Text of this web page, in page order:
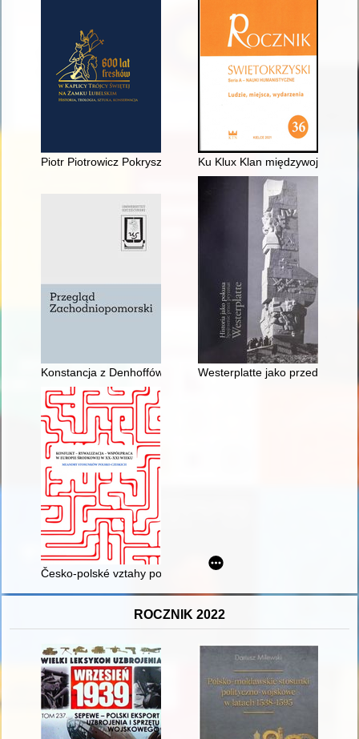
Piotr Piotrowicz Pokryszkin : Rosjanin w Lublinie
Ku Klux Klan międzywojnia
Konstancja z Denhoffów Sanguszkowa (1716-1791) :
Westerplatte jako przedmiot
Česko-polské vztahy po pádu železné opony
ROCZNIK 2022